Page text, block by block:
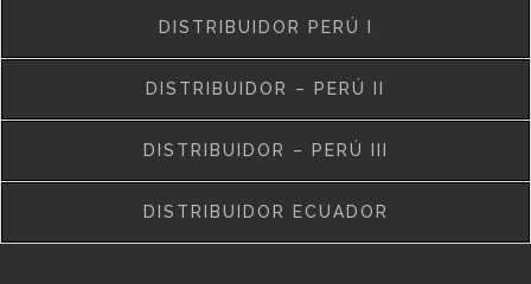
DISTRIBUIDOR PERÚ I
DISTRIBUIDOR – PERÚ II
DISTRIBUIDOR – PERÚ III
DISTRIBUIDOR ECUADOR